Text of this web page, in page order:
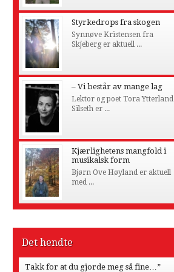
Styrkedrops fra skogen
Synnøve Kristensen fra
Skjeberg er aktuell ...
– Vi består av mange lag
Lektor og poet Tora Ytterland
Silseth er ...
Kjærlighetens mangfold i
musikalsk form
Bjørn Ove Høyland er aktuell
med ...
Det hendte
Takk for at du gjorde meg så fine…”